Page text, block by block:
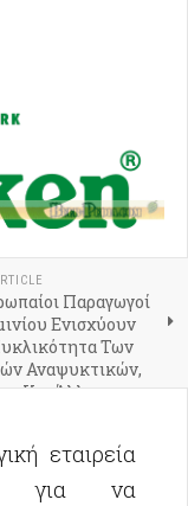
Παραγωγοί
Ενισχύουν
Των
Αναψυκτικών,
Και Άλλων
εταιρεία
για να